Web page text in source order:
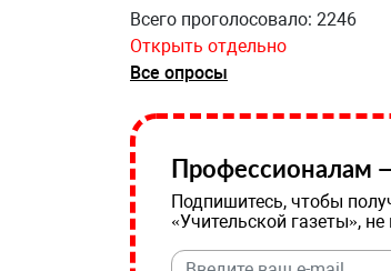
Всего проголосовало: 2246
Открыть отдельно
Все опросы
Профессионалам
Подпишитесь, чтобы
«Учительской газеты»,